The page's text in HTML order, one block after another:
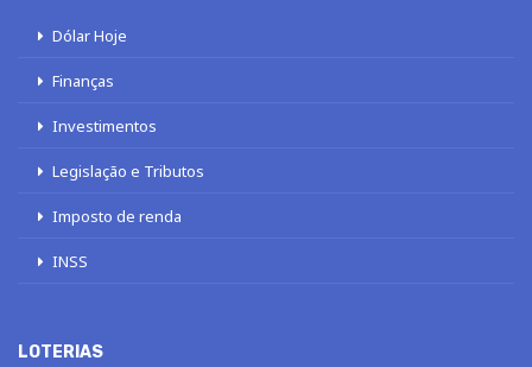
Dólar Hoje
Finanças
Investimentos
Legislação e Tributos
Imposto de renda
INSS
LOTERIAS